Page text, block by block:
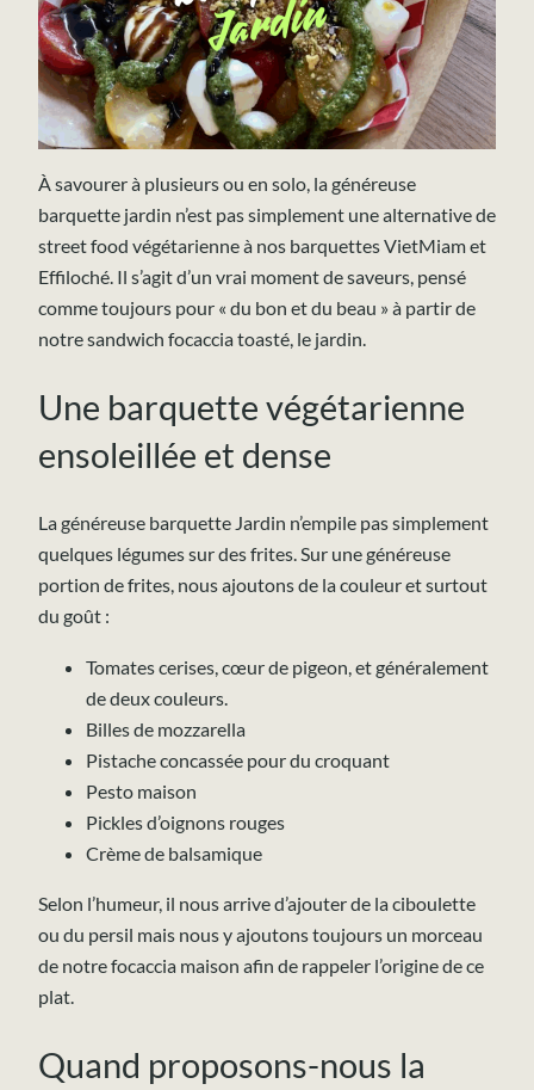
À savourer à plusieurs ou en solo, la généreuse
barquette jardin n’est pas simplement une alternative de
street food végétarienne à nos barquettes VietMiam et
Effiloché. Il s’agit d’un vrai moment de saveurs, pensé
comme toujours pour « du bon et du beau » à partir de
notre sandwich focaccia toasté, le jardin.
Une barquette végétarienne
ensoleillée et dense
La généreuse barquette Jardin n’empile pas simplement
quelques légumes sur des frites. Sur une généreuse
portion de frites, nous ajoutons de la couleur et surtout
du goût :
Tomates cerises, cœur de pigeon, et généralement
de deux couleurs.
Billes de mozzarella
Pistache concassée pour du croquant
Pesto maison
Pickles d’oignons rouges
Crème de balsamique
Selon l’humeur, il nous arrive d’ajouter de la ciboulette
ou du persil mais nous y ajoutons toujours un morceau
de notre focaccia maison afin de rappeler l’origine de ce
plat.
Quand proposons-nous la